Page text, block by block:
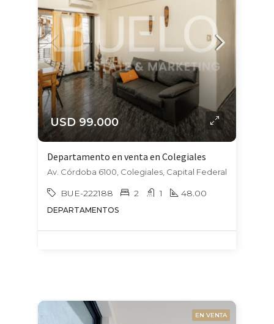
USD 99.000
Departamento en venta en Colegiales
Av. Córdoba 6100, Colegiales, Capital Federal
BUE-222188 2 1 48.00
DEPARTAMENTOS
EN VENTA